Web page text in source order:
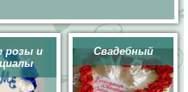
розы и
Свадебный